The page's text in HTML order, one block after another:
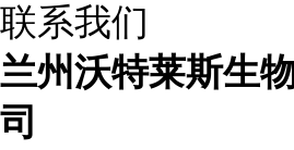
联系我们
兰州沃特莱斯生
司